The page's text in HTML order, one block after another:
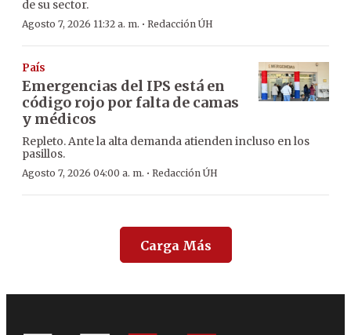
de su sector.
Agosto 7, 2026 11:32 a. m. · Redacción ÚH
País
Emergencias del IPS está en
código rojo por falta de camas
y médicos
Repleto. Ante la alta demanda atienden incluso en los
pasillos.
Agosto 7, 2026 04:00 a. m. · Redacción ÚH
Carga Más